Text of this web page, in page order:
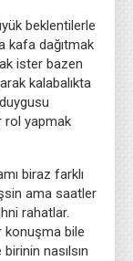
beklentilerle
kafa dağıtmak
ister bazen
kalabalıkta
rol yapmak
biraz farklı
ama saatler
rahatlar.
konuşma bile
nasılsın